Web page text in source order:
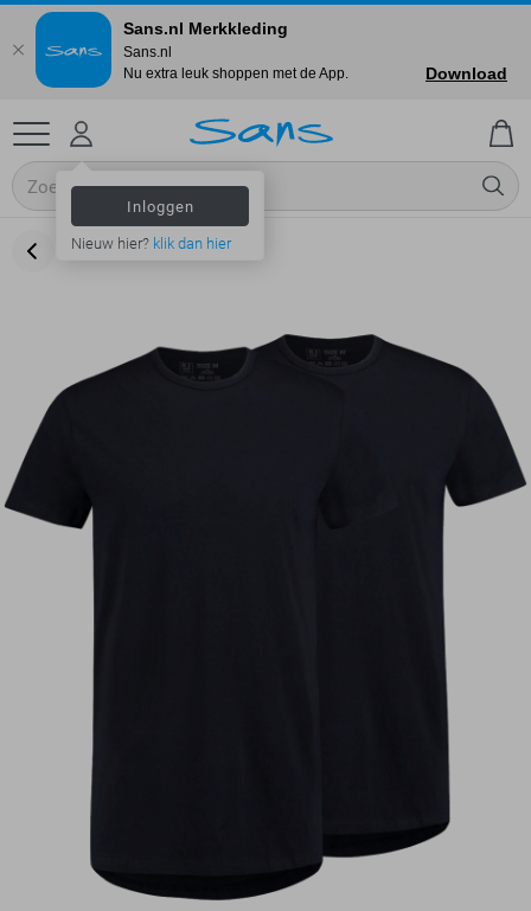
Inloggen
Nieuw hier? klik dan hier
Sans.nl Merkkleding
Sans.nl
Nu extra leuk shoppen met de App.
Download